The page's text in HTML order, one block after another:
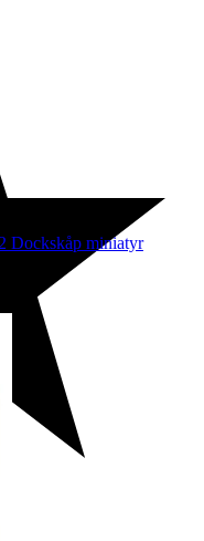
Dockskåp miniatyr